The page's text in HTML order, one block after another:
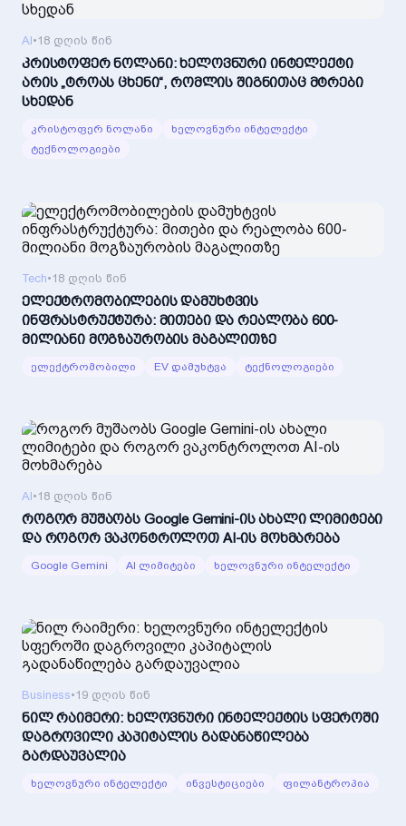
AI•18 დღის წინ
კრისტოფერ ნოლანი: ხელოვნური ინტელექტი
არის „ტროას ცხენი“, რომლის შიგნითაც მტრები
სხედან
კრისტოფერ ნოლანი
ხელოვნური ინტელექტი
ტექნოლოგიები
Tech•18 დღის წინ
ელექტრომობილების დამუხტვის
ინფრასტრუქტურა: მითები და რეალობა 600-
მილიანი მოგზაურობის მაგალითზე
ელექტრომობილი EV დამუხტვა ტექნოლოგიები
AI•18 დღის წინ
როგორ მუშაობს Google Gemini-ის ახალი ლიმიტები
და როგორ ვაკონტროლოთ AI-ის მოხმარება
Google Gemini AI ლიმიტები ხელოვნური ინტელექტი
Business•19 დღის წინ
ნილ რაიმერი: ხელოვნური ინტელექტის სფეროში
დაგროვილი კაპიტალის გადანაწილება
გარდაუვალია
ხელოვნური ინტელექტი ინვესტიციები ფილანტროპია